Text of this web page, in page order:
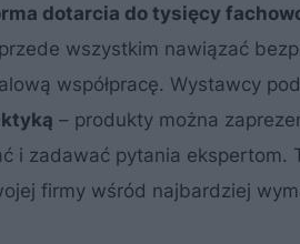
dotarcia do tysięcy
wszystkim nawiązać
współpracę. Wystawcy
– produkty można
i zadawać pytania
firmy wśród najbardziej